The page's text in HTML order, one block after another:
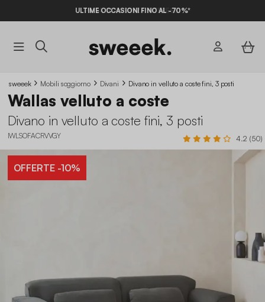
ULTIME OCCASIONI FINO AL -70%*
sweeek Mobili soggiorno Divani Divano in velluto a coste fini, 3 posti
Wallas velluto a coste
Divano in velluto a coste fini, 3 posti
IWLSOFACRVVGY 4.2 (50)
OFFERTE-10%